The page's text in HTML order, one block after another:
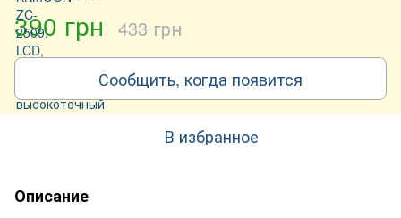
390 грн 433 грн
Сообщить, когда появится
В избранное
Описание